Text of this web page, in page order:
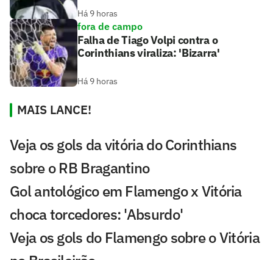
Há 9 horas
fora de campo
Falha de Tiago Volpi contra o
Corinthians viraliza: 'Bizarra'
Há 9 horas
MAIS LANCE!
Veja os gols da vitória do Corinthians
sobre o RB Bragantino
Gol antológico em Flamengo x Vitória
choca torcedores: 'Absurdo'
Veja os gols do Flamengo sobre o Vitória